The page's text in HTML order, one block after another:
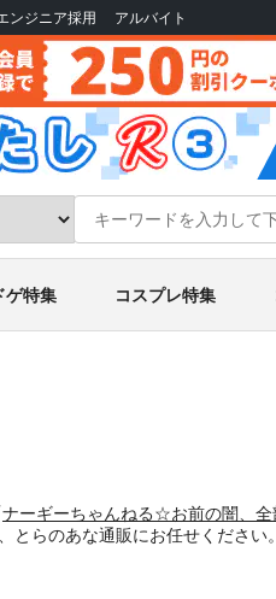
ンジニア採用 アルバイト
ゲ特集 コスプレ特集
ナーギーちゃんねる☆お前の闇、全
とらのあな通販にお任せください。